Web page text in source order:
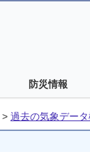
防災情報
> 過去の気象デー